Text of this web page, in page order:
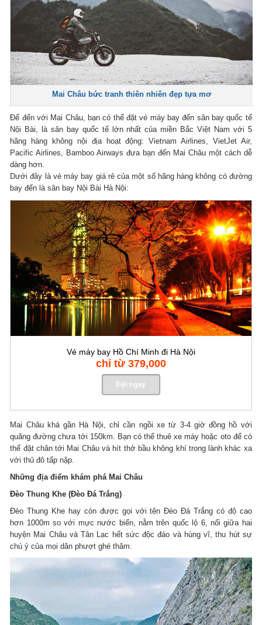
Mai Châu bức tranh thiên nhiên đẹp tựa mơ
Để đến với Mai Châu, bạn có thể đặt vé máy bay đến sân bay quốc tế
Nội Bài, là sân bay quốc tế lớn nhất của miền Bắc Việt Nam với 5
hãng hàng không nội địa hoạt động: Vietnam Airlines, VietJet Air,
Pacific Airlines, Bamboo Airways đưa bạn đến Mai Châu một cách dễ
dàng hơn.
Dưới đây là vé máy bay giá rẻ của một số hãng hàng không có đường
bay đến là sân bay Nội Bài Hà Nội:
Vé máy bay Hồ Chí Minh đi Hà Nội
chỉ từ 379,000
Mai Châu khá gần Hà Nội, chỉ cần ngồi xe từ 3-4 giờ đồng hồ với
quãng đường chưa tới 150km. Bạn có thể thuê xe máy hoặc oto để có
thể đặt chân tới Mai Châu và hít thở bầu không khí trong lành khác xa
với thủ đô tấp nập.
Những địa điểm khám phá Mai Châu
Đèo Thung Khe (Đèo Đá Trắng)
Đèo Thung Khe hay còn được gọi với tên Đèo Đá Trắng có độ cao
hơn 1000m so với mực nước biển, nằm trên quốc lộ 6, nối giữa hai
huyện Mai Châu và Tân Lạc hết sức độc đáo và hùng vĩ, thu hút sự
chú ý của mọi dân phượt ghé thăm.